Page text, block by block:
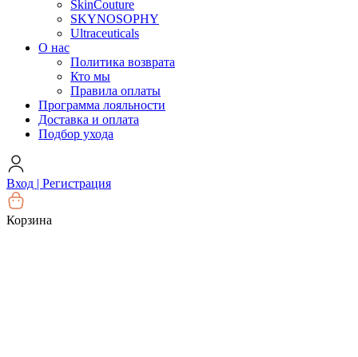
SkinCouture
SKYNOSOPHY
Ultraceuticals
О нас
Политика возврата
Кто мы
Правила оплаты
Программа лояльности
Доставка и оплата
Подбор ухода
Вход | Регистрация
Корзина